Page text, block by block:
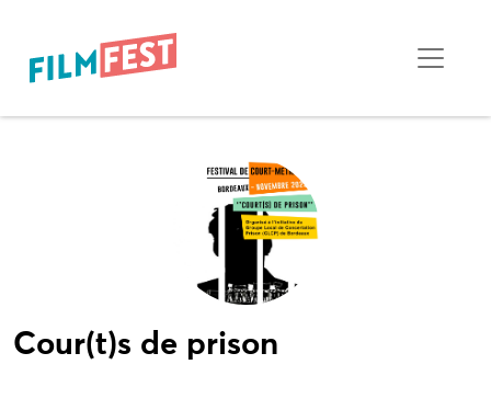
Cour(t)s de prison